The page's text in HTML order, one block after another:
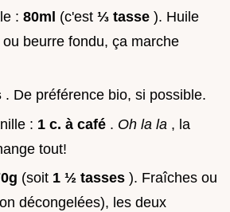
: 80ml (c'est ⅓ tasse ). Huile
beurre fondu, ça marche
. De préférence bio, si possible.
: 1 c. à café . Oh la la , la
tout!
(soit 1 ½ tasses ). Fraîches ou
décongelées), les deux